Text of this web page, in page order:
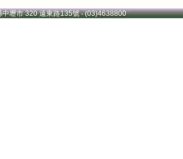
壢市 320 遠東路135號 ‧ (03)4638800